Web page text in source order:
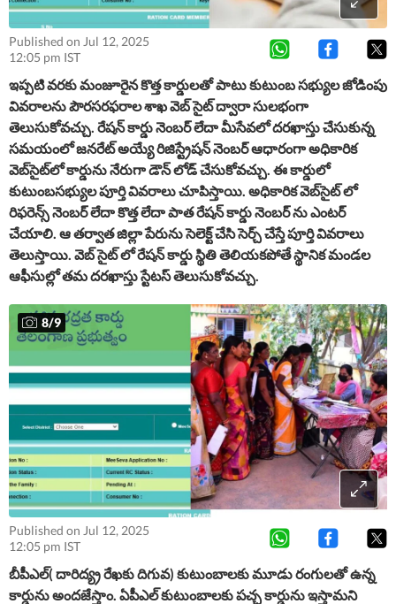
Published on Jul 12, 2025
12:05 pm IST
ఇప్పటి వరకు మంజూరైన కొత్త కార్డులతో పాటు కుటుంబ సభ్యుల జోడింపు
వివరాలను పౌరసరఫరాల శాఖ వెబ్ సైట్ ద్వారా సులభంగా
తెలుసుకోవచ్చు. రేషన్ కార్డు నెంబర్ లేదా మీసేవలో దరఖాస్తు చేసుకున్న
సమయంలో జనరేట్ అయ్యే రిజిస్ట్రేషన్ నెంబర్ ఆధారంగా అధికారిక
వెబ్‌సైట్‌లో కార్డును నేరుగా డౌన్ లోడ్ చేసుకోవచ్చు. ఈ కార్డులో
కుటుంబసభ్యుల పూర్తి వివరాలు చూపిస్తాయి. అధికారిక వెబ్‌సైట్‌ లో
రిఫరెన్స్ నెంబర్ లేదా కొత్త లేదా పాత రేషన్ కార్డు నెంబర్ ను ఎంటర్
చేయాలి. ఆ తర్వాత జిల్లా పేరును సెలెక్ట్ చేసి సెర్చ్ చేస్తే పూర్తి వివరాలు
తెలుస్తాయి. వెబ్ సైట్ లో రేషన్ కార్డు స్థితి తెలియకపోతే స్థానిక మండల
ఆఫీసుల్లో తమ దరఖాస్తు స్టేటస్ తెలుసుకోవచ్చు.
8/9
Published on Jul 12, 2025
12:05 pm IST
బీపీఎల్( దారిద్య్ర రేఖకు దిగువ) కుటుంబాలకు మూడు రంగులతో ఉన్న
కార్డును అందజేస్తాం. ఏపీఎల్ కుటుంబాలకు పచ్చ కార్డును ఇస్తామని